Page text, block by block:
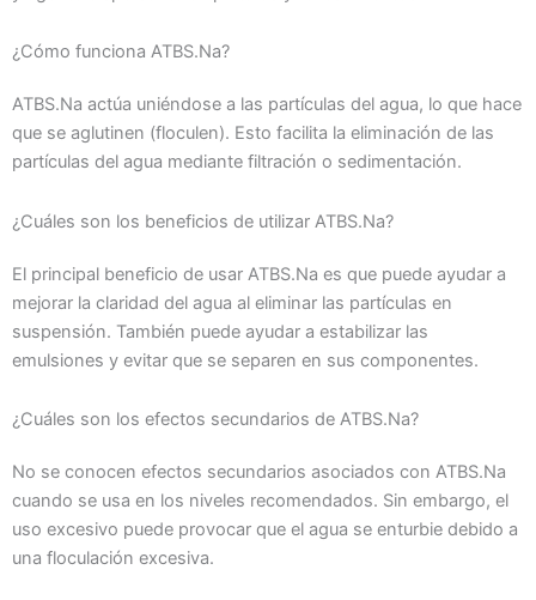
¿Cómo funciona ATBS.Na?
ATBS.Na actúa uniéndose a las partículas del agua, lo que hace
que se aglutinen (floculen). Esto facilita la eliminación de las
partículas del agua mediante filtración o sedimentación.
¿Cuáles son los beneficios de utilizar ATBS.Na?
El principal beneficio de usar ATBS.Na es que puede ayudar a
mejorar la claridad del agua al eliminar las partículas en
suspensión. También puede ayudar a estabilizar las
emulsiones y evitar que se separen en sus componentes.
¿Cuáles son los efectos secundarios de ATBS.Na?
No se conocen efectos secundarios asociados con ATBS.Na
cuando se usa en los niveles recomendados. Sin embargo, el
uso excesivo puede provocar que el agua se enturbie debido a
una floculación excesiva.